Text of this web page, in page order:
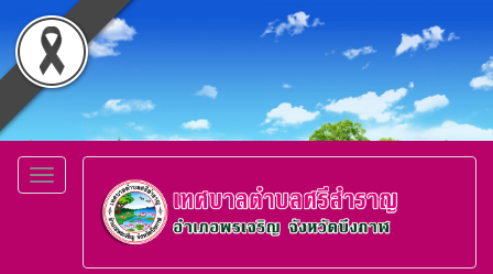
Toggle
navigation